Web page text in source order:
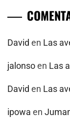
David en Las
jalonsoen Las
David en Las
ipowa en